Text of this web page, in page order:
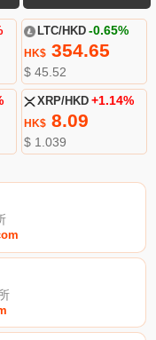
LTC/HKD -0.65%
HK$354.65
$ 45.52
XRP/HKD +1.14%
HK$8.09
$ 1.039